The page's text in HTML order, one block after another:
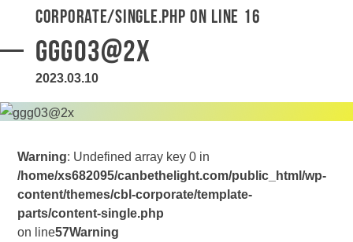
corporate/single.phpon line 16
ggg03@2x
2023.03.10
Warning: Undefined array key 0 in
/home/xs682095/canbethelight.com/public_html/wp-
content/themes/cbl-corporate/template-
parts/content-single.php
on line57Warning